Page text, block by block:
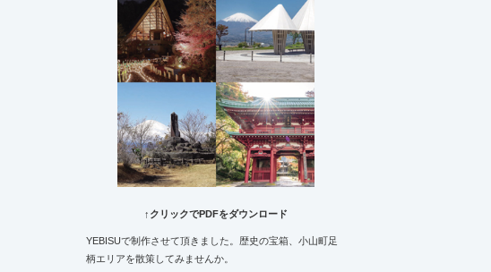
↑クリックでPDFをダウンロード
YEBISUで制作させて頂きました。歴史の宝箱、小山町足
柄エリアを散策してみませんか。